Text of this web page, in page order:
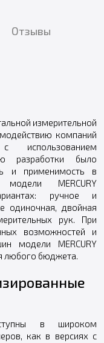
Отзывы
измерительной
компаний
разработки было
и применимость в
MERCURY
ручное и
одиночная, двойная
рук. При
возможностей и
модели MERCURY
любого бюджета.
в широком
как в версиях с